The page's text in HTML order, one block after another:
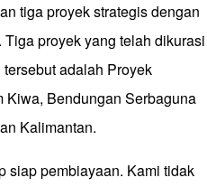
tiga proyek strategis dengan
proyek yang telah dikurasi
adalah Proyek
Bendungan Serbaguna
Kalimantan.
siap pembiayaan. Kami tidak